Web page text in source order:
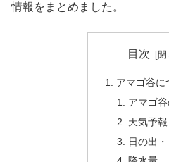
情報をまとめました。
目次
アマゴ谷に
アマゴ
天気予報
日の出